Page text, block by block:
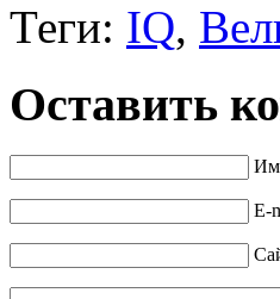
Теги: IQ,
Оставить
E-